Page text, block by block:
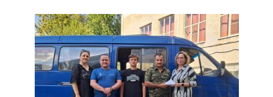
08 августа 2026 09:29
Аномальная жара до +40 °C
накроет Ростов-на-Дону 8
августа